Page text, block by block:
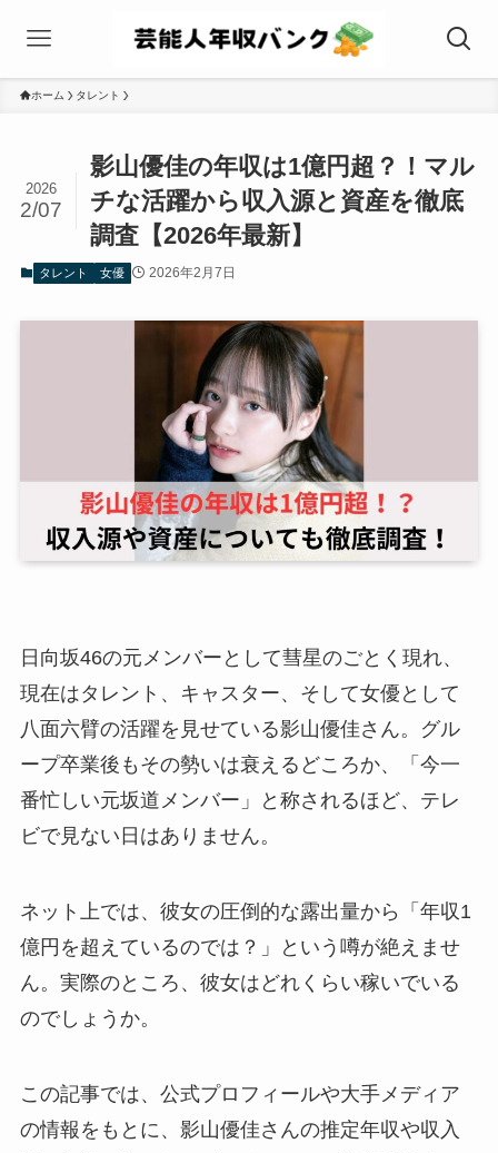
ホーム タレント
影山優佳の年収は1億円超？！マル
チな活躍から収入源と資産を徹底
調査【2026年最新】
2026
2/07
タレント 女優 2026年2月7日
日向坂46の元メンバーとして彗星のごとく現れ、
現在はタレント、キャスター、そして女優として
八面六臂の活躍を見せている影山優佳さん。グル
ープ卒業後もその勢いは衰えるどころか、「今一
番忙しい元坂道メンバー」と称されるほど、テレ
ビで見ない日はありません。
ネット上では、彼女の圧倒的な露出量から「年収1
億円を超えているのでは？」という噂が絶えませ
ん。実際のところ、彼女はどれくらい稼いでいる
のでしょうか。
この記事では、公式プロフィールや大手メディア
の情報をもとに、影山優佳さんの推定年収や収入